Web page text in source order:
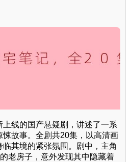
上线的国产悬疑剧，讲述了一系
故事。全剧共20集，以高清画
其境的紧张氛围。剧中，主角
老房子，意外发现其中隐藏着